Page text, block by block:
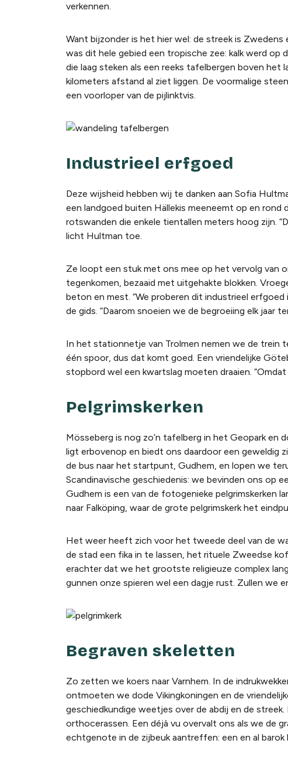
verkennen.
Want bijzonder is het hier wel: de streek is
was dit hele gebied een tropische zee: kalk werd
die laag steken als een reeks tafelbergen boven het
kilometers afstand al ziet liggen. De voormalige
een voorloper van de pijlinktvis.
Industrieel erfgoed
Deze wijsheid hebben wij te danken aan Sofia
een landgoed buiten Hällekis meeneemt op en
rotswanden die enkele tientallen meters hoog zijn.
licht Hultman toe.
Ze loopt een stuk met ons mee op het vervolg van
tegenkomen, bezaaid met uitgehakte blokken.
beton en mest. “We proberen dit industrieel
de gids. “Daarom snoeien we de begroeiing elk jaar
In het stationnetje van Trolmen nemen we de trein
één spoor, dus dat komt goed. Een vriendelijke
stopbord wel een kwartslag moeten draaien.
Pelgrimskerken
Mösseberg is nog zo’n tafelberg in het Geopark en
ligt erbovenop en biedt ons daardoor een geweldig
de bus naar het startpunt, Gudhem, en lopen we
Scandinavische geschiedenis: we bevinden ons op
Gudhem is een van de fotogenieke pelgrimskerken
naar Falköping, waar de grote pelgrimskerk het
Het weer heeft zich voor het tweede deel van de
de stad een fika in te lassen, het rituele Zweedse
erachter dat we het grootste religieuze complex
gunnen onze spieren wel een dagje rust. Zullen we
Begraven skeletten
Zo zetten we koers naar Varnhem. In de
ontmoeten we dode Vikingkoningen en de
geschiedkundige weetjes over de abdij en de
orthocerassen. Een déjà vu overvalt ons als we de
echtgenote in de zijbeuk aantreffen: een en al